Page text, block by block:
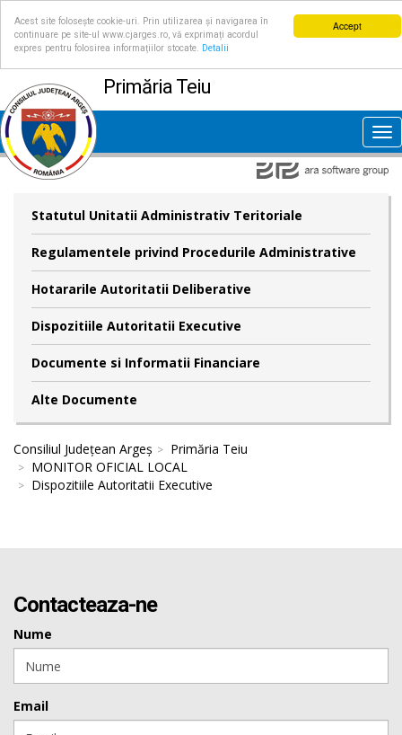
Accept
Acest site folosește cookie-uri. Prin utilizarea și navigarea în
continuare pe site-ul www.cjarges.ro, vă exprimați acordul
expres pentru folosirea informațiilor stocate.
Detalii
Primăria Teiu
Statutul Unitatii Administrativ Teritoriale
Regulamentele privind Procedurile Administrative
Hotararile Autoritatii Deliberative
Dispozitiile Autoritatii Executive
Documente si Informatii Financiare
Alte Documente
Consiliul Județean Argeș
Primăria Teiu
MONITOR OFICIAL LOCAL
Dispozitiile Autoritatii Executive
Contacteaza-ne
Nume
Email